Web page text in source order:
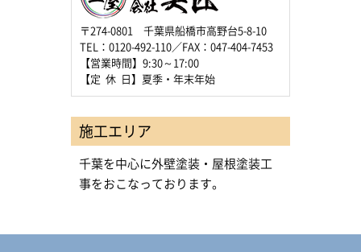
〒274-0801 千葉県船橋市高野台5-8-10
TEL：0120-492-110／FAX：047-404-7453
【営業時間】9:30～17:00
【定 休 日】夏季・年末年始
施工エリア
千葉を中心に外壁塗装・屋根塗装工
事をおこなっております。